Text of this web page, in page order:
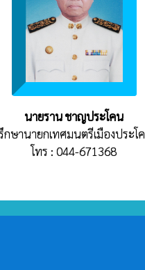
นายราน ชาญประโคน
ษานายกเทศมนตรีเมืองประโ
โทร : 044-671368